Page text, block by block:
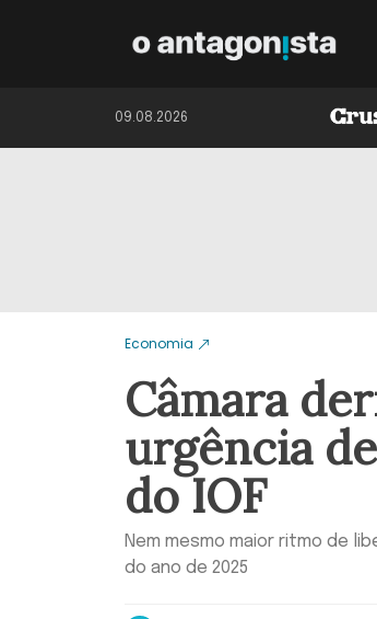
09.08.2026
Economia
Câmara
urgência
do IOF
Nem mesmo maior ritmo de
do ano de 2025